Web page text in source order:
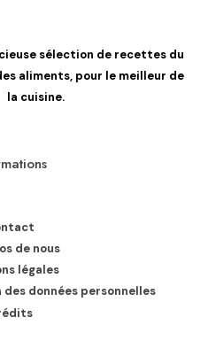
sélection de recettes du
aliments, pour le meilleur de
la cuisine.
de nous
légales
données personnelles